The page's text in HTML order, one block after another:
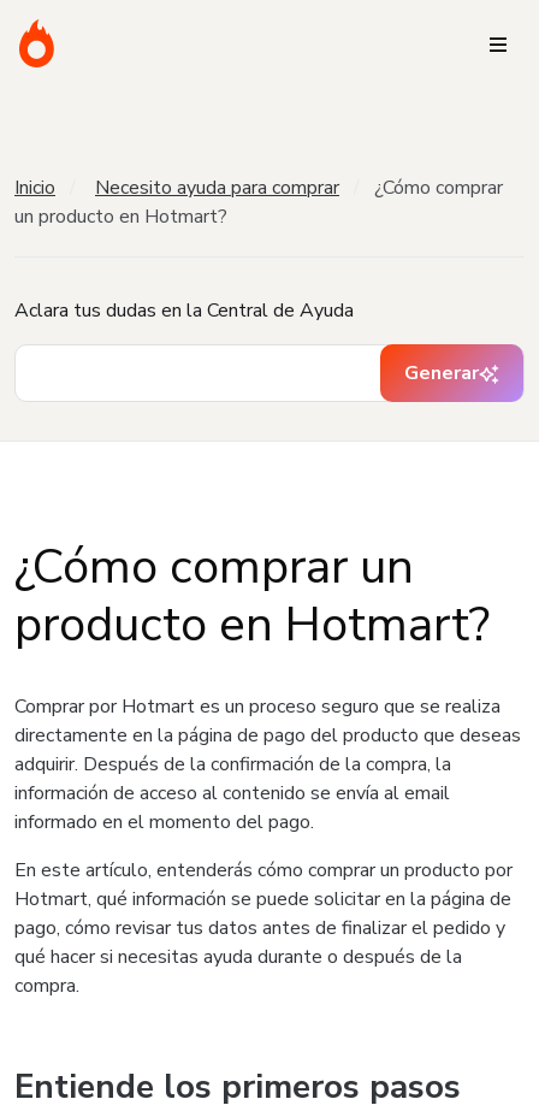
Inicio Necesito ayuda para comprar
¿Cómo comprar
un producto en Hotmart?
Aclara tus dudas en la Central de Ayuda
Generar
¿Cómo comprar un
producto en Hotmart?
Comprar por Hotmart es un proceso seguro que se realiza
directamente en la página de pago del producto que deseas
adquirir. Después de la confirmación de la compra, la
información de acceso al contenido se envía al email
informado en el momento del pago.
En este artículo, entenderás cómo comprar un producto por
Hotmart, qué información se puede solicitar en la página de
pago, cómo revisar tus datos antes de finalizar el pedido y
qué hacer si necesitas ayuda durante o después de la
compra.
Entiende los primeros pasos